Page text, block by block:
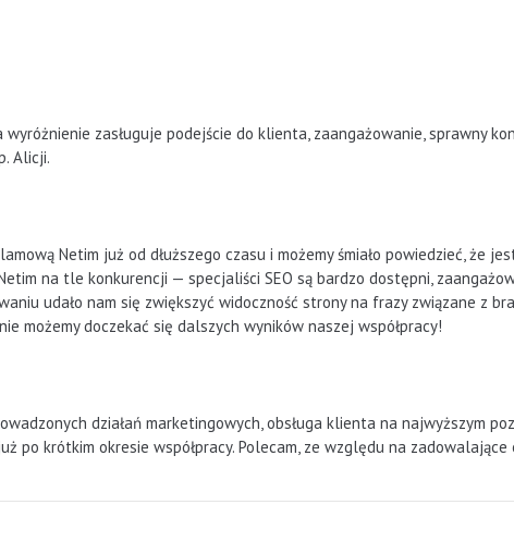
zasługuje podejście do klienta, zaangażowanie, sprawny
Alicji.
Netim już od dłuższego czasu i możemy śmiało powiedzieć,
na tle konkurencji — specjaliści SEO są bardzo dostępni,
udało nam się zwiększyć widoczność strony na frazy związane z
możemy doczekać się dalszych wyników naszej współpracy!
działań marketingowych, obsługa klienta na najwyższym
po krótkim okresie współpracy. Polecam, ze względu na